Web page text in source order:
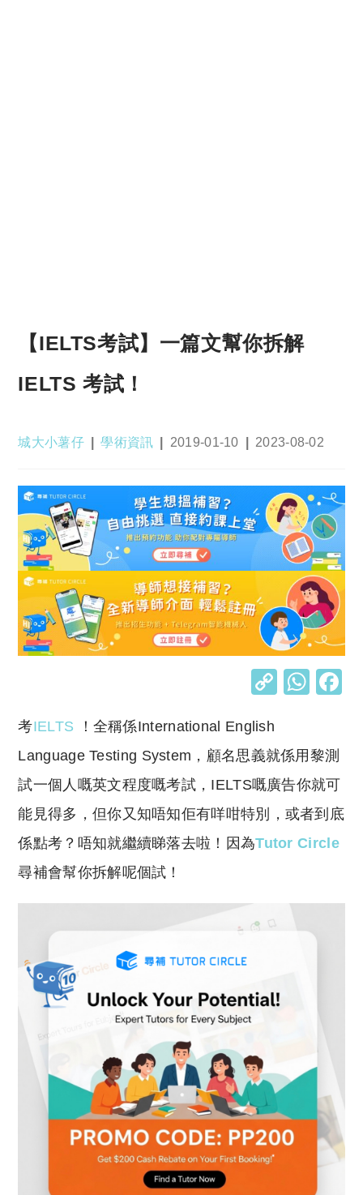
【IELTS考試】一篇文幫你拆解
IELTS 考試！
Post
城大小薯仔
Post
學術資訊
Post
2019-01-10
Post
2023-08-02
C
y
Li
n
k
W
s
A
p
p
考IELTS ！全稱係International English
Language Testing System，顧名思義就係用黎測
試一個人嘅英文程度嘅考試，IELTS嘅廣告你就可
能見得多，但你又知唔知佢有咩咁特別，或者到底
係點考？唔知就繼續睇落去啦！因為Tutor Circle
尋補會幫你拆解呢個試！